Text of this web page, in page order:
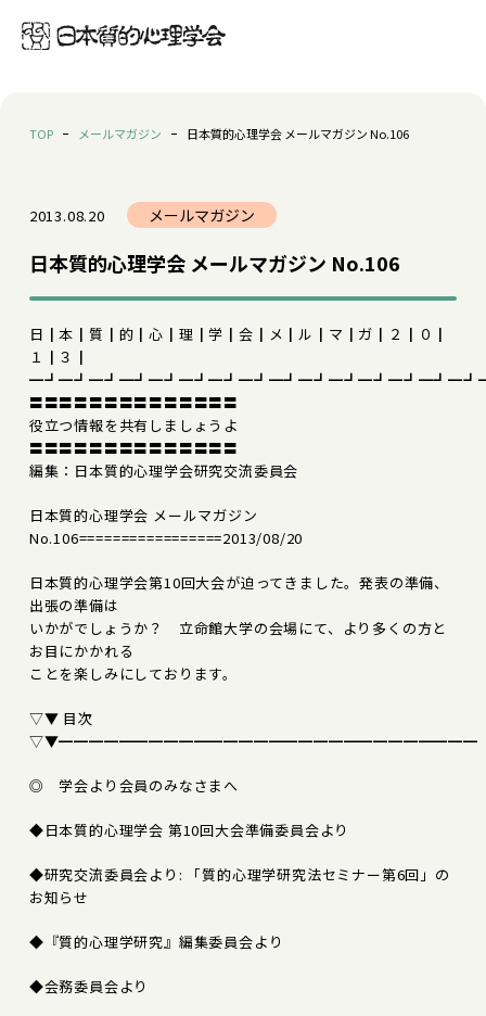
TOP メールマガジン 日本質的心理学会 メールマガジン No.106
2013.08.20 メールマガジン
日本質的心理学会 メールマガジン No.106
日┃本┃質┃的┃心┃理┃学┃会┃メ┃ル┃マ┃ガ┃２┃０┃
１┃３┃
〓〓〓〓〓〓〓〓〓〓〓〓〓〓
役立つ情報を共有しましょうよ
〓〓〓〓〓〓〓〓〓〓〓〓〓〓
編集：日本質的心理学会研究交流委員会
日本質的心理学会 メールマガジン
No.106=================2013/08/20
日本質的心理学会第10回大会が迫ってきました。発表の準備、
出張の準備は
いかがでしょうか？ 立命館大学の会場にて、より多くの方と
お目にかかれる
ことを楽しみにしております。
▽▼ 目次
▽▼━━━━━━━━━━━━━━━━━━━━━━━━━━━━
◎ 学会より会員のみなさまへ
◆日本質的心理学会 第10回大会準備委員会より
◆研究交流委員会より: 「質的心理学研究法セミナー第6回」の
お知らせ
◆『質的心理学研究』編集委員会より
◆会務委員会より